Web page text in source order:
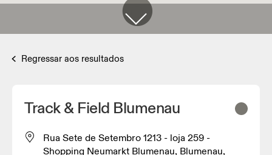
Regressar aos resultados
Track & Field Blumenau
Rua Sete de Setembro 1213 - loja 259 -
Shopping Neumarkt Blumenau, Blumenau,